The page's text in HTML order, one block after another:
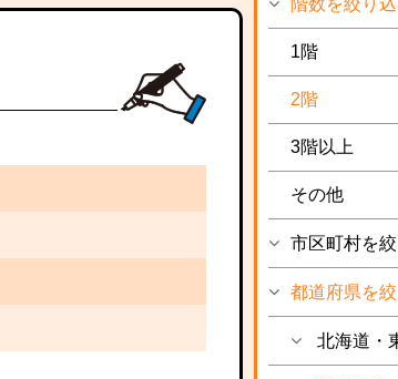
階数を絞り
1階
2階
3階以上
その他
市区町村を
都道府県を
北海道・